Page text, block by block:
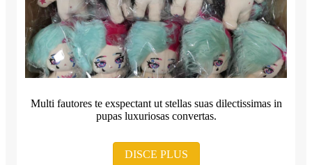
Multi fautores te exspectant ut stellas suas dilectissimas in
pupas luxuriosas convertas.
DISCE PLUS